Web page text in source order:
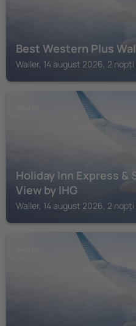
Best Western Plus
Waller, 14 august 2026, 2 nopți
Holiday Inn Express &
View by IHG
Waller, 14 august 2026, 2 nopți